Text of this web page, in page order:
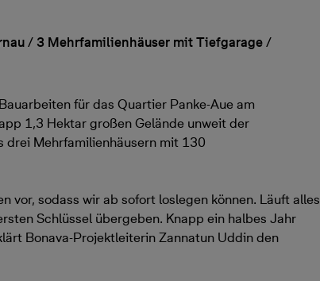
/ 3 Mehrfamilienhäuser mit Tiefgarage /
für das Quartier Panke-Aue am
1,3 Hektar großen Gelände unweit der
drei Mehrfamilienhäusern mit 130
vor, sodass wir ab sofort loslegen können. Läuft alles
Schlüssel übergeben. Knapp ein halbes Jahr
Bonava-Projektleiterin Zannatun Uddin den